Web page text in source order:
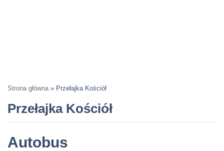
Strona główna » Przełajka Kościół
Przełajka Kościół
Autobus